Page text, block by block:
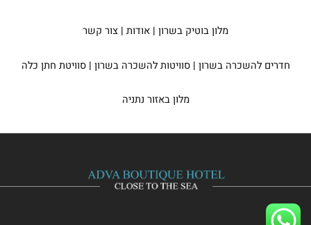
מלון בוטיק בשרון | אודות | צור קשר
חדרים להשכרה בשרון |סוויטות להשכרה בשרון |סוויטת חתן כלה
מלון באזור נתניה